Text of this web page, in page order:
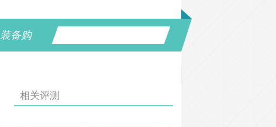
装备购
相关评测